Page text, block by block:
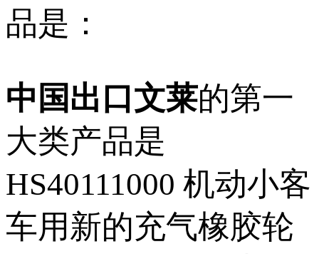
品是：
中国出口文莱的第一
大类产品是
HS40111000 机动小客
车用新的充气橡胶轮